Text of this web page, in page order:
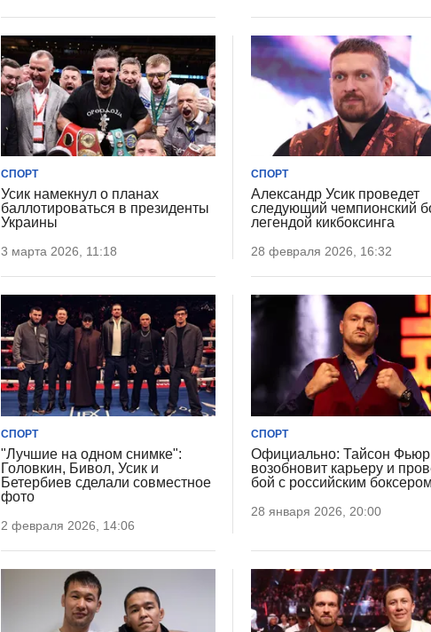
СПОРТ
Усик намекнул о планах
баллотироваться в президенты
Украины
3 марта 2026, 11:18
СПОРТ
Александр Усик проведет
следующий чемпионский
легендой кикбоксинга
28 февраля 2026, 16:32
СПОРТ
"Лучшие на одном снимке":
Головкин, Бивол, Усик и
Бетербиев сделали совместное
фото
2 февраля 2026, 14:06
СПОРТ
Официально: Тайсон
возобновит карьеру и
бой с российским
28 января 2026, 20:00